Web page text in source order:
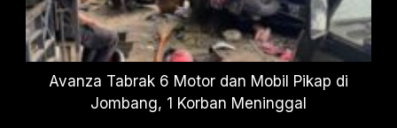
Avanza Tabrak 6 Motor dan Mobil Pikap di
Jombang, 1 Korban Meninggal